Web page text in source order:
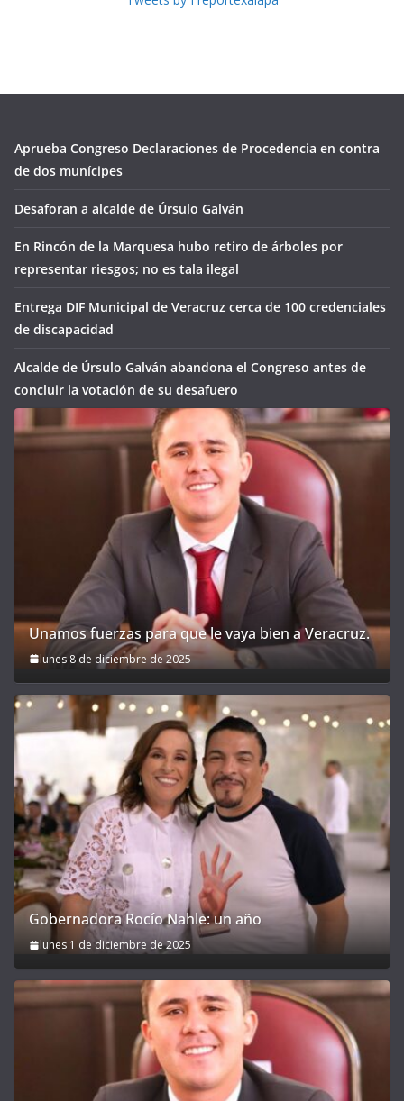
Aprueba Congreso Declaraciones de Procedencia en contra
de dos munícipes
Desaforan a alcalde de Úrsulo Galván
En Rincón de la Marquesa hubo retiro de árboles por
representar riesgos; no es tala ilegal
Entrega DIF Municipal de Veracruz cerca de 100 credenciales
de discapacidad
Alcalde de Úrsulo Galván abandona el Congreso antes de
concluir la votación de su desafuero
Unamos fuerzas para que le vaya bien a Veracruz.
lunes 8 de diciembre de 2025
Gobernadora Rocío Nahle: un año
lunes 1 de diciembre de 2025